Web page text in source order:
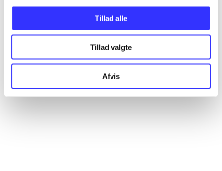
Tillad alle
Tillad valgte
Afvis
Alle registrerede artikler fordelt på udgivelser
...